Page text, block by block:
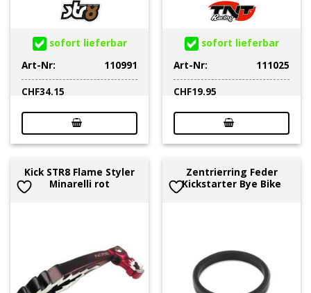
sofort lieferbar
Art-Nr:
110991
CHF34.15
sofort lieferbar
Art-Nr:
111025
CHF19.95
Kick STR8 Flame Styler
Minarelli rot
Zentrierring Feder
Kickstarter Bye Bike